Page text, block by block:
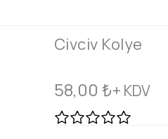
Civciv Kolye
58,00 ₺+ KDV